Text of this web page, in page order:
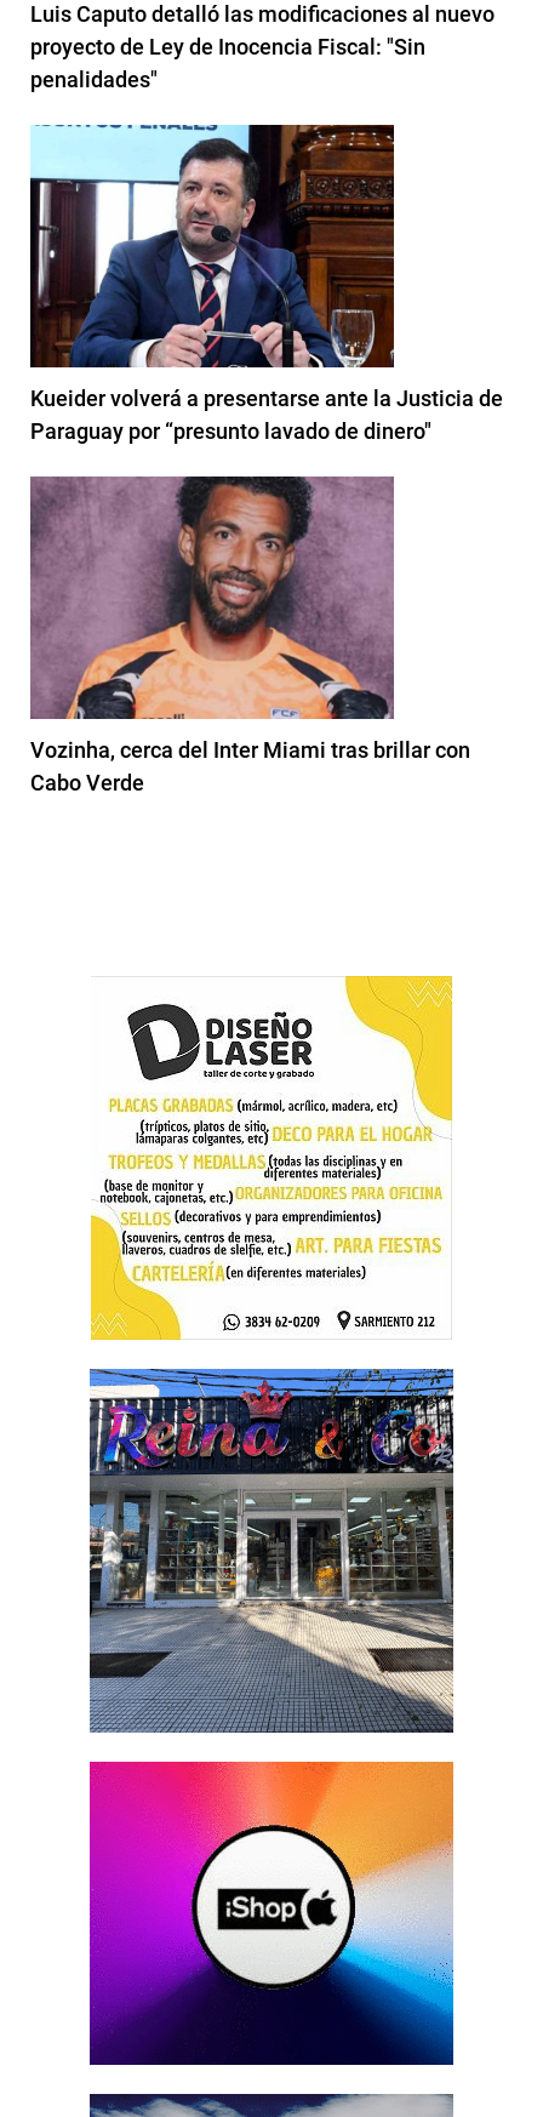
Luis Caputo detalló las modificaciones al nuevo
proyecto de Ley de Inocencia Fiscal: "Sin
penalidades"
Kueider volverá a presentarse ante la Justicia de
Paraguay por “presunto lavado de dinero"
Vozinha, cerca del Inter Miami tras brillar con
Cabo Verde